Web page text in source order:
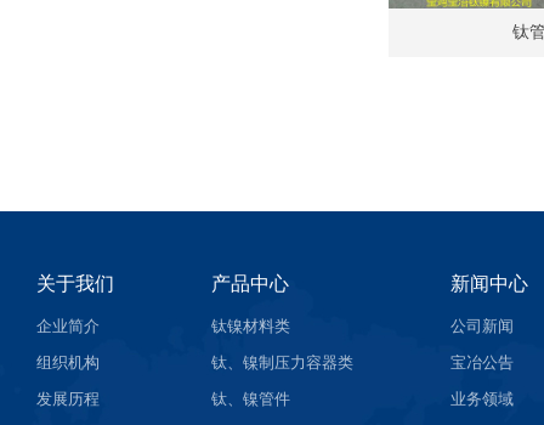
钛
关于我们
企业简介
组织机构
发展历程
产品中心
钛镍材料类
钛、镍制压力容器类
钛、镍管件
新闻中心
公司新闻
宝冶公告
业务领域